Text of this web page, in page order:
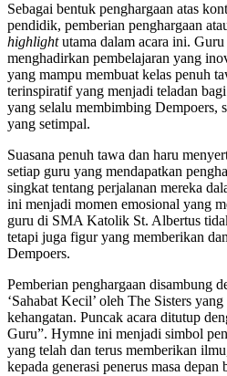
Sebagai bentuk penghargaan atas
pendidik, pemberian penghargaan
highlightutama dalam acara ini.
menghadirkan pembelajaran yang
yang mampu membuat kelas penuh
terinspiratif yang menjadi teladan
yang selalu membimbing Dempoers,
yang setimpal.
Suasana penuh tawa dan haru
setiap guru yang mendapatkan
singkat tentang perjalanan mereka
ini menjadi momen emosional yang
guru di SMA Katolik St. Albertus
tetapi juga figur yang memberikan
Dempoers.
Pemberian penghargaan disambung
‘Sahabat Kecil’ oleh The Sisters
kehangatan. Puncak acara ditutup
Guru”. Hymne ini menjadi simbol
yang telah dan terus memberikan
kepada generasi penerus masa depan